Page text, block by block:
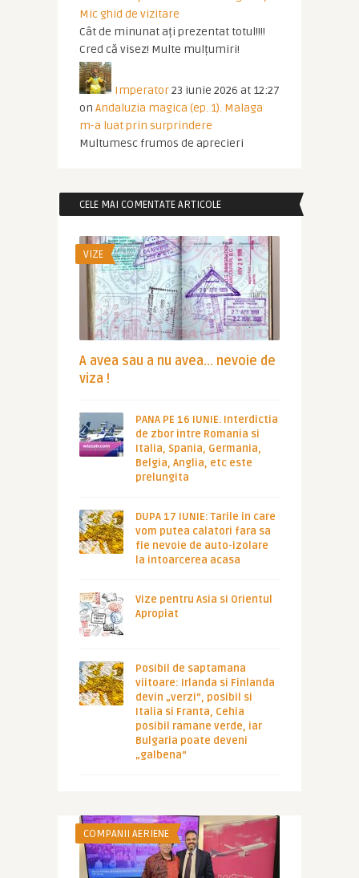
Mic ghid de vizitare
Cât de minunat ați prezentat totul!!!!
Cred că visez! Multe mulțumiri!
Imperator23 iunie 2026 at 12:27
on Andaluzia magica (ep. 1). Malaga
m-a luat prin surprindere
Multumesc frumos de aprecieri
CELE MAI COMENTATE ARTICOLE
VIZE
A avea sau a nu avea… nevoie de
viza !
PANA PE 16 IUNIE. Interdictia
de zbor intre Romania si
Italia, Spania, Germania,
Belgia, Anglia, etc este
prelungita
DUPA 17 IUNIE: Tarile in care
vom putea calatori fara sa
fie nevoie de auto-izolare
la intoarcerea acasa
Vize pentru Asia si Orientul
Apropiat
Posibil de saptamana
viitoare: Irlanda si Finlanda
devin „verzi”, posibil si
Italia si Franta, Cehia
posibil ramane verde, iar
Bulgaria poate deveni
„galbena”
COMPANII AERIENE